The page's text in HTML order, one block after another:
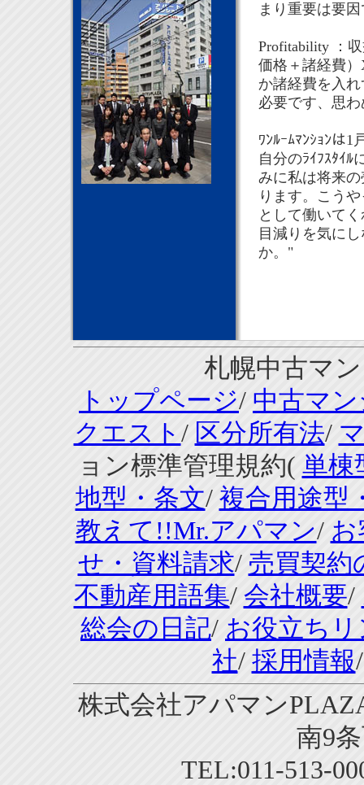
まり重要は要
Profitability ：
価格＋諸経費
か諸経費を入
必要です、思
ﾜﾝﾙｰﾑﾏﾝｼｮﾝは
自分のﾗｲﾌｽﾀｲﾙ
みに私は将来
ります。こう
として働いて
目減りを気に
か。"
札幌中古マ
トップページ/ 中古マ
クエスト / 区分所有法/
ョン標準管理規約( 単棟
地型・条文/ 複合用途型
教えて!!Mr.アパマン/ お
せ・資料請求/ 売買契約
不動産用語集/ 会社概要/
総会の日記/ お役立ち
社/ 採用情報
株式会社アパマン
南9
TEL:011-513-